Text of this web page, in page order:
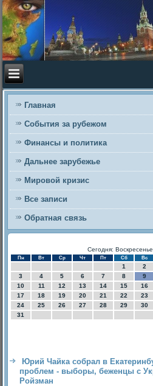
Главная
События за рубежом
Финансы и политика
Дальнее зарубежье
Мировой кризис
Все записи
Обратная связь
Сегодня:
Пн Вт Ср Чт Пт Сб Вс
1
2
3
4 5 6 7 8
9
10
11 12 13 14 15
16
17
18 19 20 21 22
23
24
25 26 27 28 29
30
31
Юрий Чайка собрал в
проблем - выборы, беженцы с
Ройзман